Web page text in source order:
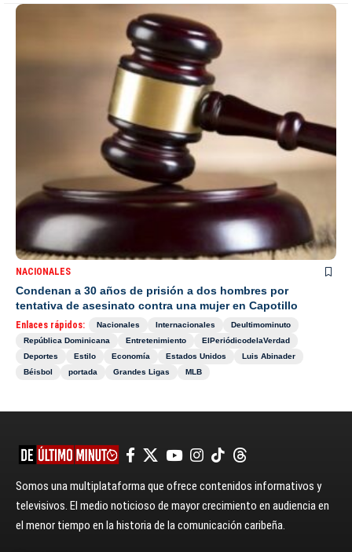
NACIONALES
Condenan a 30 años de prisión a dos hombres por
tentativa de asesinato contra una mujer en Capotillo
Enlaces rápidos: Nacionales Internacionales
Deultimominuto
República Dominicana
Entretenimiento
ElPeriódicodelaVerdad
Deportes
Estilo Economía Estados Unidos
Luis Abinader
Béisbol
portada Grandes Ligas MLB
Somos una multiplataforma que ofrece contenidos informativos y
televisivos. El medio noticioso de mayor crecimiento en audiencia en
el menor tiempo en la historia de la comunicación caribeña.